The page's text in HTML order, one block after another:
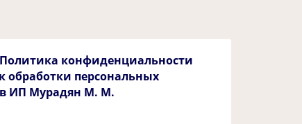
конфиденциальности
обработки персональных
ИП Мурадян М. М.